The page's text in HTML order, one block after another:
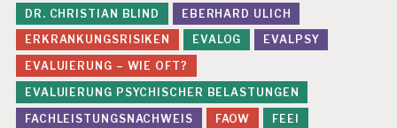
DR. CHRISTIAN BLIND
EBERHARD ULICH
ERKRANKUNGSRISIKEN
EVALOG
EVALPSY
EVALUIERUNG – WIE OFT?
EVALUIERUNG PSYCHISCHER BELASTUNGEN
FACHLEISTUNGSNACHWEIS
FAOW
FEEI